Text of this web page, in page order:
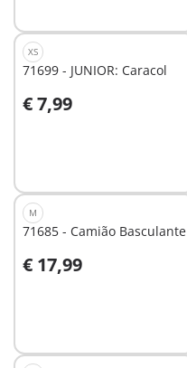
XS
71699 - JUNIOR: Caracol
€ 7,99
Ao carrinho
M
71685 - Camião Basculante
€ 17,99
Ao carrinho